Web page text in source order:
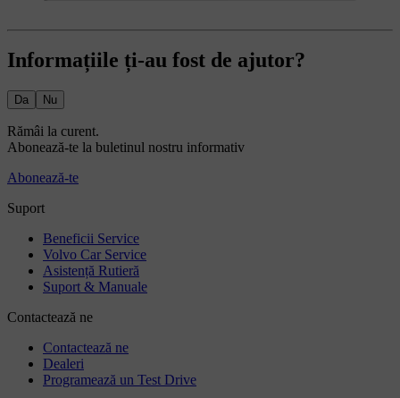
Informațiile ți-au fost de ajutor?
Da Nu